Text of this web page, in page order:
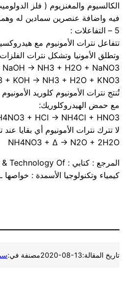
الكالسيوم والمغنزيوم ( فلز
فيه واضافة عنصرين سمادين له وهما
5 – التفاعلات :
تتفاعل نترات الأمونيوم مع
وتطلق الأمونيا وتشكل نترات الفلزات
NaOH → NH3 + H2O + NaNO3
+ KOH → NH3 + H2O + KNO3
تُنتج نترات الأمونيوم كلوريد
مع حمض الهيدروكلوريك:
+ HCl → NH4Cl + HNO3
لا تترك نترات الأمونيوم أي بقايا عند
NH4NO3 + Δ → N2O + 2H2O
المرجع : كتابي : Fertilizer Chemistry & Technology Of
كيمياء وتكنولوجيا الأسمدة : خواصها
تاريخ المقالة:2020-08-13مصنفة في: